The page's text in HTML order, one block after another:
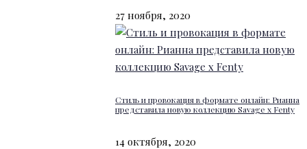
27 ноября, 2020
Стиль и провокация в формате онлайн: Рианна
представила новую коллекцию Savage x Fenty
14 октября, 2020